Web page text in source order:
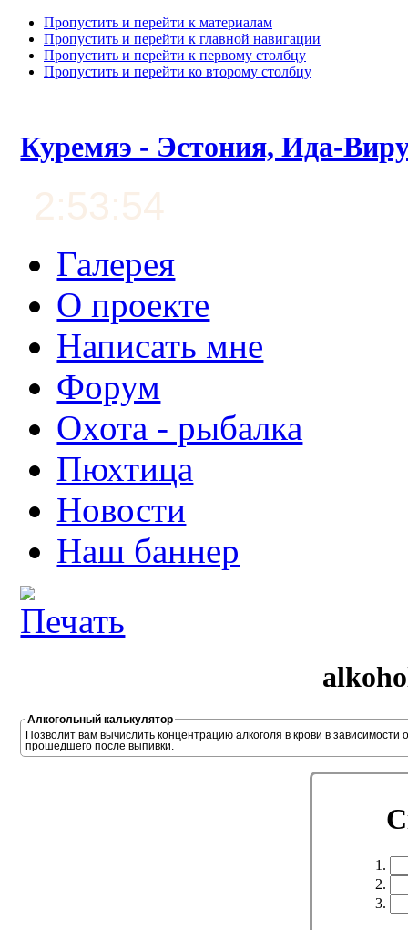
Пропустить и перейти к материалам
Пропустить и перейти к главной навигации
Пропустить и перейти к первому столбцу
Пропустить и перейти ко второму столбцу
Куремяэ - Эстония, Ида-
2:53:55
Галерея
О проекте
Написать мне
Форум
Охота - рыбалка
Пюхтица
Новости
Наш баннер
Алкогольный калькулятор
Позволит вам вычислить концентрацию алкоголя в крови в
прошедшего после выпивки.
1.
2.
3.